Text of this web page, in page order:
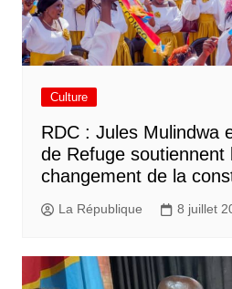
Culture
RDC : Jules Mulindwa
de Refuge soutiennent
changement de la
La République 8 juillet